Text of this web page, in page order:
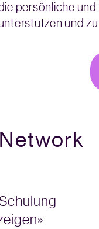
persönliche
und